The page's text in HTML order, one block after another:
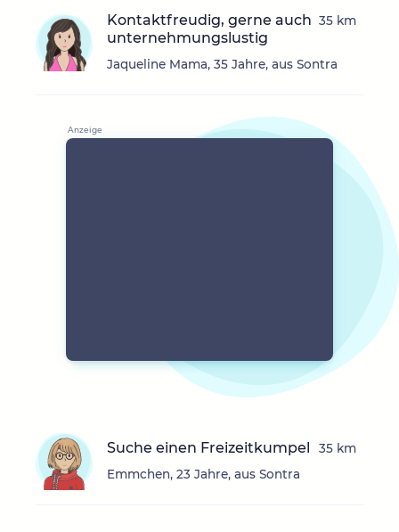
Kontaktfreudig, gerne auch
unternehmungslustig
Jaqueline Mama, 35 Jahre, aus Sontra
35 km
Suche einen Freizeitkumpel
Emmchen, 23 Jahre, aus Sontra
35 km